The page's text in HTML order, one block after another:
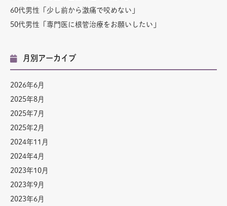
60代男性「少し前から激痛で咬めない」
50代男性「専門医に根管治療をお願いしたい」
月別アーカイブ
2026年6月
2025年8月
2025年7月
2025年2月
2024年11月
2024年4月
2023年10月
2023年9月
2023年6月